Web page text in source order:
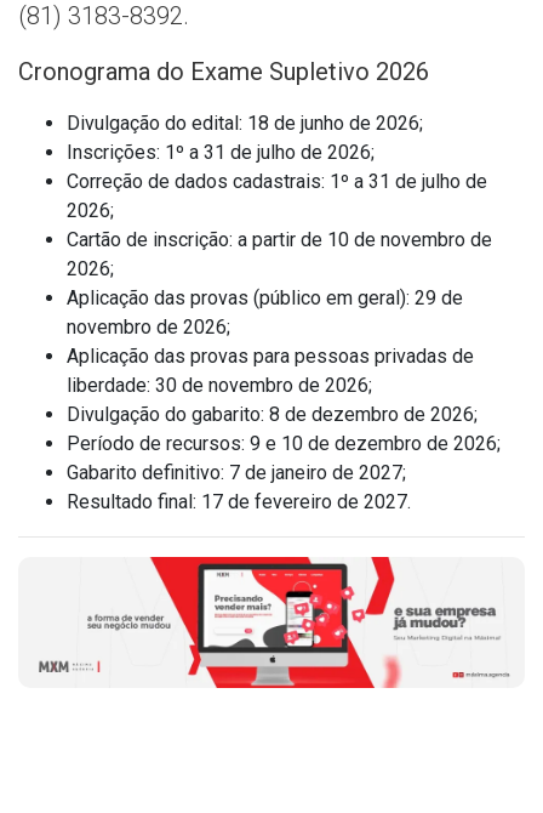
(81) 3183-8392.
Cronograma do Exame Supletivo 2026
Divulgação do edital: 18 de junho de 2026;
Inscrições: 1º a 31 de julho de 2026;
Correção de dados cadastrais: 1º a 31 de julho de
2026;
Cartão de inscrição: a partir de 10 de novembro de
2026;
Aplicação das provas (público em geral): 29 de
novembro de 2026;
Aplicação das provas para pessoas privadas de
liberdade: 30 de novembro de 2026;
Divulgação do gabarito: 8 de dezembro de 2026;
Período de recursos: 9 e 10 de dezembro de 2026;
Gabarito definitivo: 7 de janeiro de 2027;
Resultado final: 17 de fevereiro de 2027.